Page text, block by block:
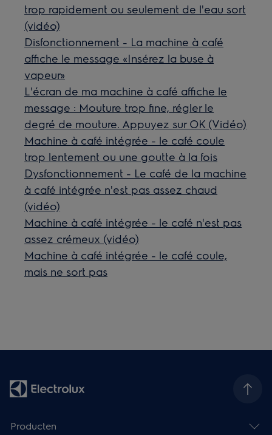
trop rapidement ou seulement de l'eau sort
(vidéo)
Disfonctionnement - La machine à café
affiche le message «Insérez la buse à
vapeur»
L'écran de ma machine à café affiche le
message : Mouture trop fine, régler le
degré de mouture. Appuyez sur OK (Vidéo)
Machine à café intégrée - le café coule
trop lentement ou une goutte à la fois
Dysfonctionnement - Le café de la machine
à café intégrée n'est pas assez chaud
(vidéo)
Machine à café intégrée - le café n'est pas
assez crémeux (vidéo)
Machine à café intégrée - le café coule,
mais ne sort pas
Producten